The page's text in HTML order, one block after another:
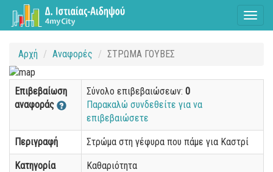
Αρχή Αναφορές ΣΤΡΩΜΑ ΓΟΥΒΕΣ
Επιβεβαίωση
αναφοράς
Σύνολο επιβεβαιώσεων: 0
Παρακαλώ συνδεθείτε για να
επιβεβαιώσετε
Περιγραφή Στρώμα στη γέφυρα που πάμε για Καστρί
Κατηγορία Καθαριότητα